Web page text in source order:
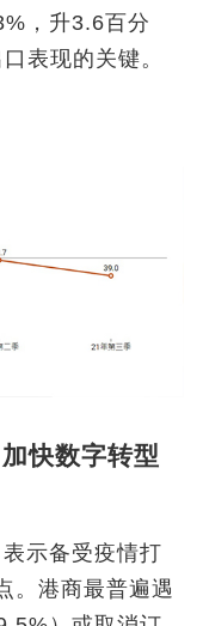
，升3.6百分
表现的关键。
快数字转型
示备受疫情打
。港商最普遍遇